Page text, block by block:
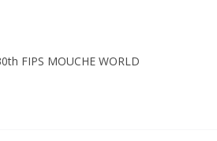
FIPS MOUCHE WORLD